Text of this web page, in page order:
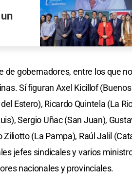
de gobernadores, entre los que
Sí figuran Axel Kicillof
Estero), Ricardo Quintela (La
Sergio Uñac (San Juan),
(La Pampa), Raúl Jalil
jefes sindicales y varios
nacionales y provinciales.